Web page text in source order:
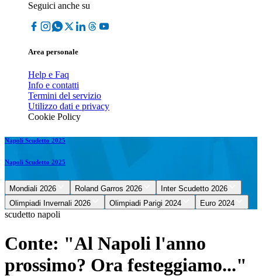
Seguici anche su
Area personale
Help e Faq
Info e contatti
Termini del servizio
Utilizzo dati e privacy
Cookie Policy
Napoli Scudetto 2025
Napoli Scudetto 2025
Mondiali 2026 Roland Garros 2026
Inter Scudetto 2026
Olimpiadi Invernali 2026
Olimpiadi Parigi 2024 Euro 2024
scudetto napoli
Conte: "Al Napoli l'anno
prossimo? Ora festeggiamo..."